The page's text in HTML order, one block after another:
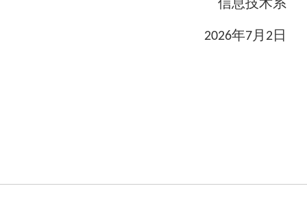
2026年7 月 2 日